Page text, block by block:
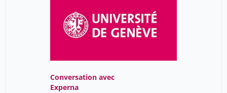
Conversation avec
Experna